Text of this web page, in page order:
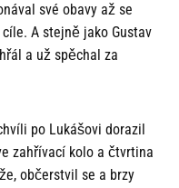
své obavy až se
A stejně jako Gustav
a už spěchal za
po Lukášovi dorazil
zahřívací kolo a čtvrtina
občerstvil se a brzy